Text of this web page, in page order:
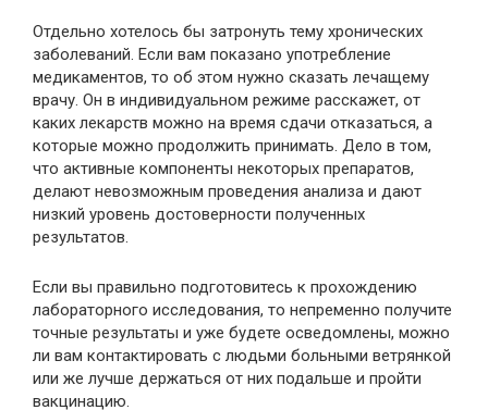
Отдельно хотелось бы затронуть тему хронических
заболеваний. Если вам показано употребление
медикаментов, то об этом нужно сказать лечащему
врачу. Он в индивидуальном режиме расскажет, от
каких лекарств можно на время сдачи отказаться, а
которые можно продолжить принимать. Дело в том,
что активные компоненты некоторых препаратов,
делают невозможным проведения анализа и дают
низкий уровень достоверности полученных
результатов.
Если вы правильно подготовитесь к прохождению
лабораторного исследования, то непременно получите
точные результаты и уже будете осведомлены, можно
ли вам контактировать с людьми больными ветрянкой
или же лучше держаться от них подальше и пройти
вакцинацию.